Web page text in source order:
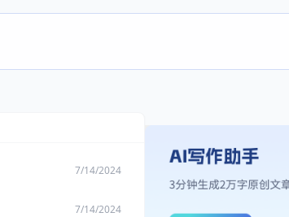
7/14/2024
7/14/2024